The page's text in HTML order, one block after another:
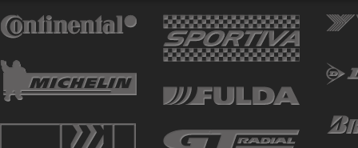
AUTOGREEN
AUTOGUARD